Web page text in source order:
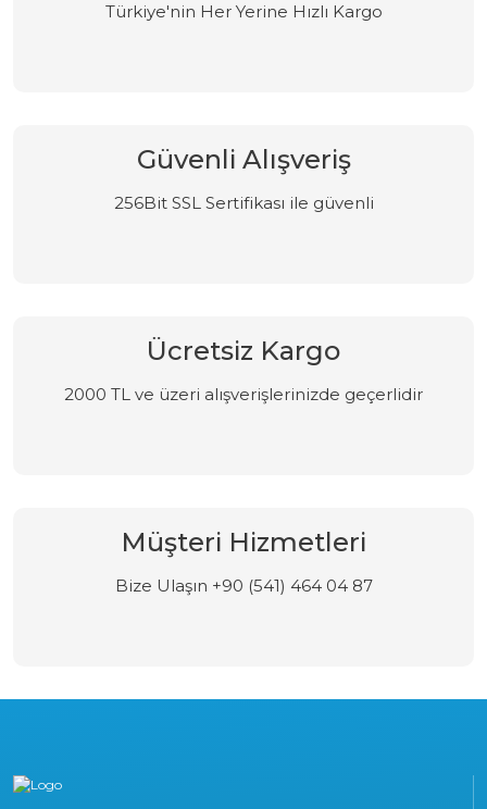
Türkiye'nin Her Yerine Hızlı Kargo
Güvenli Alışveriş
256Bit SSL Sertifikası ile güvenli
Ücretsiz Kargo
2000 TL ve üzeri alışverişlerinizde geçerlidir
Müşteri Hizmetleri
Bize Ulaşın +90 (541) 464 04 87